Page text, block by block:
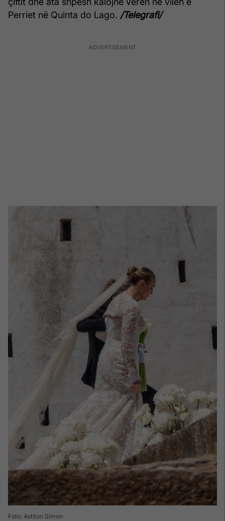
Perriet në Quinta do Lago. /Telegrafi/
Foto: Ashton Simon